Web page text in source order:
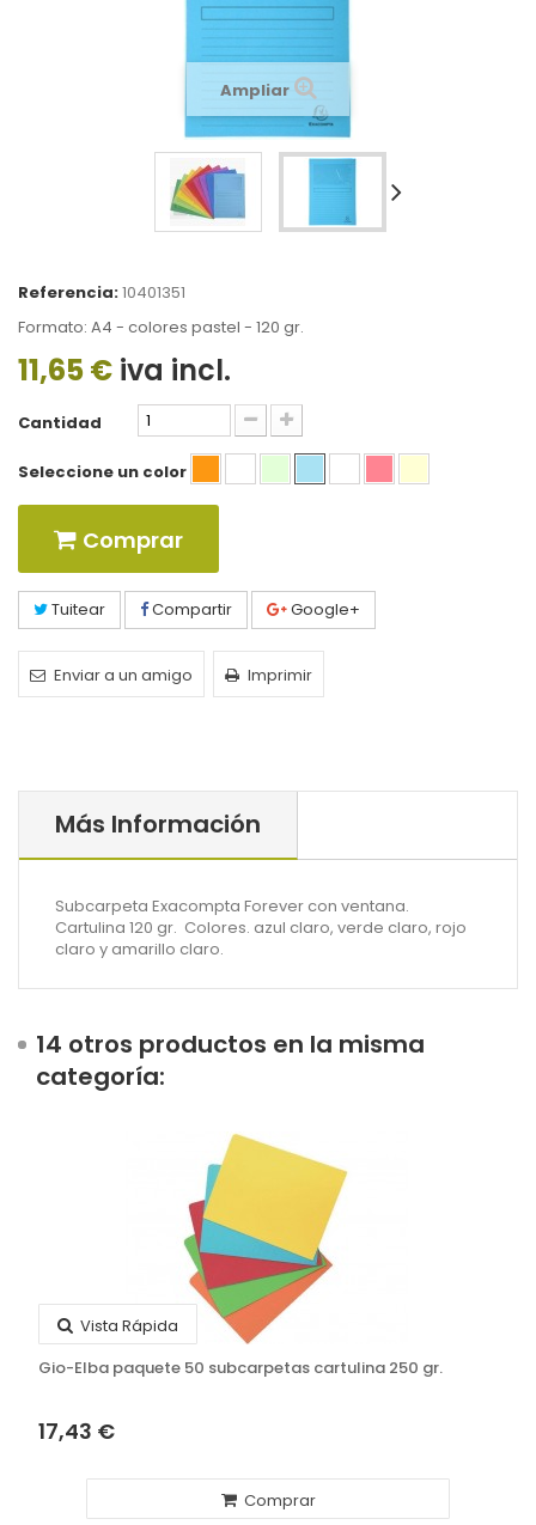
Ampliar
Referencia:10401351
Formato: A4 - colores pastel - 120 gr.
11,65 € iva incl.
Cantidad
Seleccione un color
Comprar
Tuitear Compartir Google+
Enviar a un amigo Imprimir
Más Información
Subcarpeta Exacompta Forever con ventana.
Cartulina 120 gr. Colores. azul claro, verde claro, rojo
claro y amarillo claro.
14 otros productos en la misma
categoría:
Vista Rápida
Gio-Elba paquete 50 subcarpetas cartulina 250 gr.
17,43 €
Comprar